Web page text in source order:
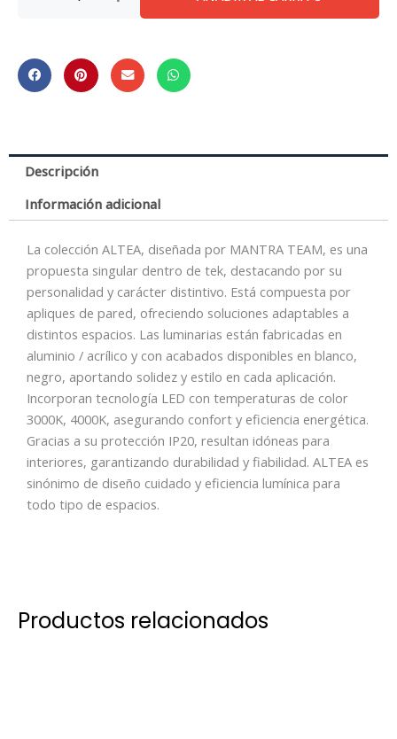
Negro
30W
cantidad
Descripción
Información adicional
La colección ALTEA, diseñada por MANTRA TEAM, es una
propuesta singular dentro de tek, destacando por su
personalidad y carácter distintivo. Está compuesta por
apliques de pared, ofreciendo soluciones adaptables a
distintos espacios. Las luminarias están fabricadas en
aluminio / acrílico y con acabados disponibles en blanco,
negro, aportando solidez y estilo en cada aplicación.
Incorporan tecnología LED con temperaturas de color
3000K, 4000K, asegurando confort y eficiencia energética.
Gracias a su protección IP20, resultan idóneas para
interiores, garantizando durabilidad y fiabilidad. ALTEA es
sinónimo de diseño cuidado y eficiencia lumínica para
todo tipo de espacios.
Productos relacionados